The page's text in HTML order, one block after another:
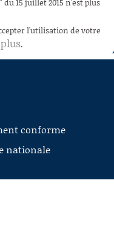
15 juillet 2015 n'est plus
l'utilisation de votre
.
conforme
nationale